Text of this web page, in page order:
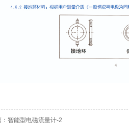
智能型电磁流量计-2